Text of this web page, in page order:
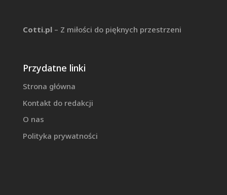
Cotti.pl– Z miłości do pięknych przestrzeni
Przydatne linki
Strona główna
Kontakt do redakcji
O nas
Polityka prywatności